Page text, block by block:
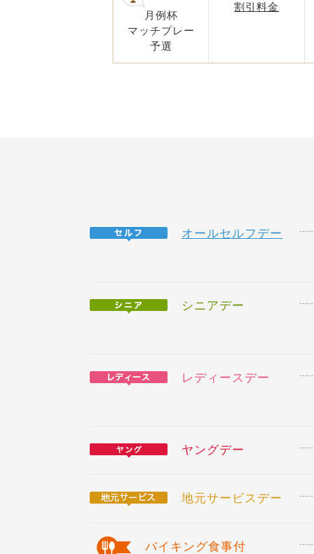
月例杯
マッチプレー
予選
割引料金
オールセルフデー
シニアデー
レディースデー
ヤングデー
地元サービスデー
バイキング食事付